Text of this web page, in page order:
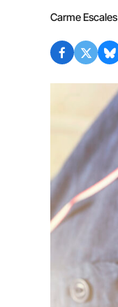
Carme Escales